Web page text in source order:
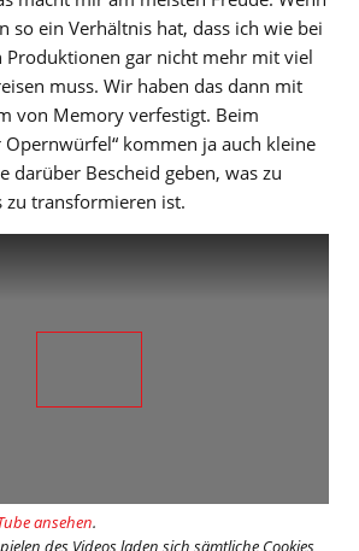
so ein Verhältnis hat, dass ich wie bei
Produktionen gar nicht mehr mit viel
muss. Wir haben das dann mit
von Memory verfestigt. Beim
Opernwürfel“ kommen ja auch kleine
darüber Bescheid geben, was zu
zu transformieren ist.
ansehen.
des Videos laden sich sämtliche Cookies